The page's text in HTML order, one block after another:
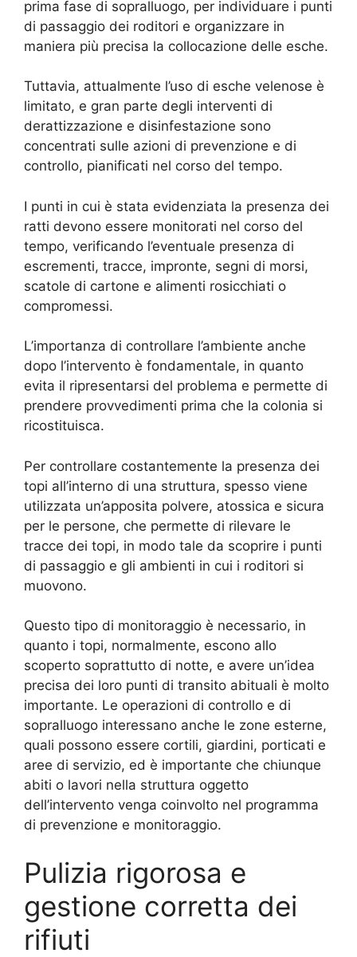
prima fase di sopralluogo, per individuare i punti
di passaggio dei roditori e organizzare in
maniera più precisa la collocazione delle esche.
Tuttavia, attualmente l’uso di esche velenose è
limitato, e gran parte degli interventi di
derattizzazione e disinfestazione sono
concentrati sulle azioni di prevenzione e di
controllo, pianificati nel corso del tempo.
I punti in cui è stata evidenziata la presenza dei
ratti devono essere monitorati nel corso del
tempo, verificando l’eventuale presenza di
escrementi, tracce, impronte, segni di morsi,
scatole di cartone e alimenti rosicchiati o
compromessi.
L’importanza di controllare l’ambiente anche
dopo l’intervento è fondamentale, in quanto
evita il ripresentarsi del problema e permette di
prendere provvedimenti prima che la colonia si
ricostituisca.
Per controllare costantemente la presenza dei
topi all’interno di una struttura, spesso viene
utilizzata un’apposita polvere, atossica e sicura
per le persone, che permette di rilevare le
tracce dei topi, in modo tale da scoprire i punti
di passaggio e gli ambienti in cui i roditori si
muovono.
Questo tipo di monitoraggio è necessario, in
quanto i topi, normalmente, escono allo
scoperto soprattutto di notte, e avere un’idea
precisa dei loro punti di transito abituali è molto
importante. Le operazioni di controllo e di
sopralluogo interessano anche le zone esterne,
quali possono essere cortili, giardini, porticati e
aree di servizio, ed è importante che chiunque
abiti o lavori nella struttura oggetto
dell’intervento venga coinvolto nel programma
di prevenzione e monitoraggio.
Pulizia rigorosa e
gestione corretta dei
rifiuti